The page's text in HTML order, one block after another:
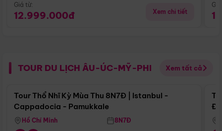
Giá từ:
12.999.000đ Xem chi tiết
TOUR DU LỊCH ÂU-ÚC-MỸ-PHI Xem tất cả
Điểm nổi bật
Tour Thổ Nhĩ Kỳ Mùa Thu 8N7Đ | Istanbul -
Cappadocia - Pamukkale
Hồ Chí Minh 8N7Đ